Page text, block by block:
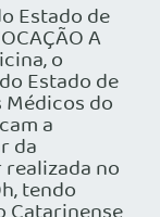
Estado de
A
o
Estado de
Médicos do
a
da
realizada no
tendo